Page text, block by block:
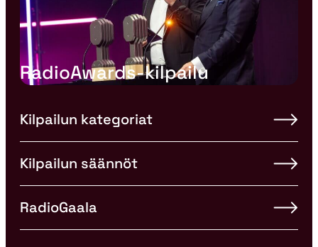
RadioAwards-kilpailu
Kilpailun kategoriat
Kilpailun säännöt
RadioGaala